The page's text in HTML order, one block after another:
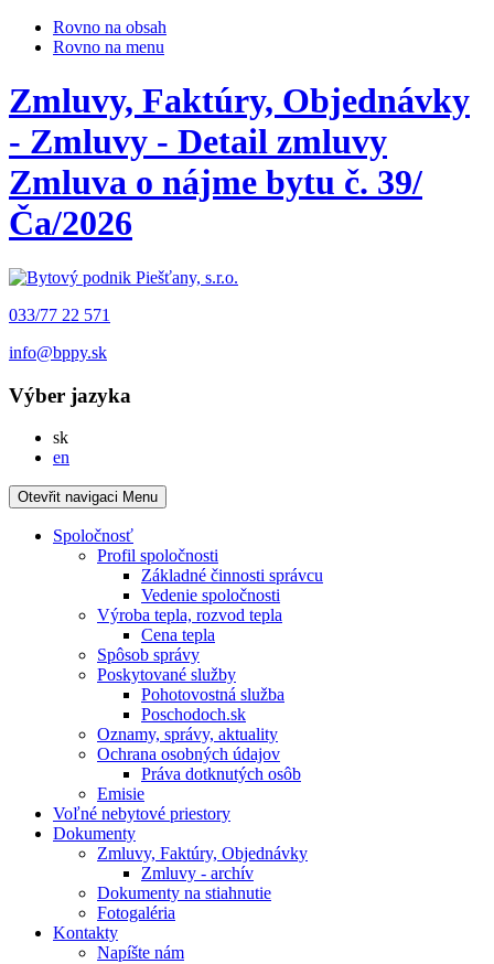
Rovno na obsah
Rovno na menu
Zmluvy, Faktúry, Objednávky
- Zmluvy - Detail zmluvy
Zmluva o nájme bytu č. 39/
Ča/2026
033/77 22 571
info@bppy.sk
Výber jazyka
skSlovensky
en
Otevřit navigaci Menu
Spoločnosť
Profil spoločnosti
Základné činnosti správcu
Vedenie spoločnosti
Výroba tepla, rozvod tepla
Cena tepla
Spôsob správy
Poskytované služby
Pohotovostná služba
Poschodoch.sk
Oznamy, správy, aktuality
Ochrana osobných údajov
Práva dotknutých osôb
Emisie
Voľné nebytové priestory
Dokumenty
Zmluvy, Faktúry, Objednávky
Zmluvy - archív
Dokumenty na stiahnutie
Fotogaléria
Kontakty
Napíšte nám